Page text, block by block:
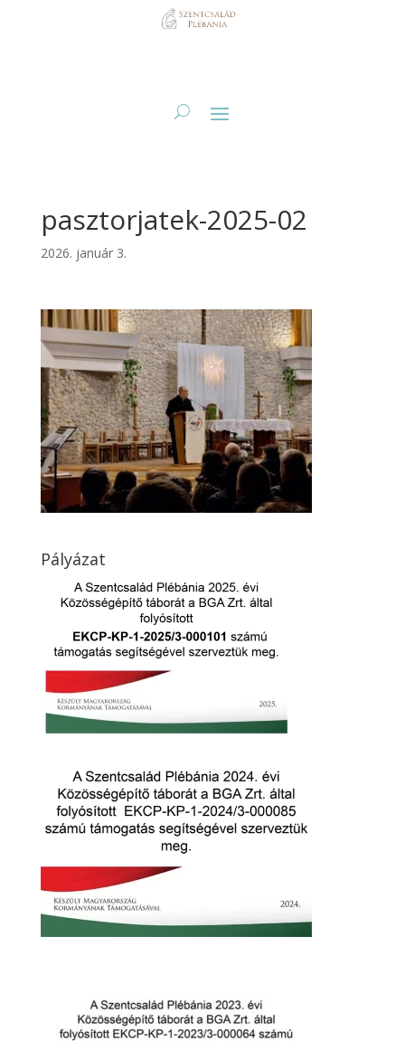
pasztorjatek-2025-02
2026. január 3.
Pályázat